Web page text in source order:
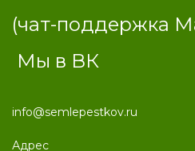
(чат-поддержка
Мы в ВК
info@semlepestkov.ru
Адрес